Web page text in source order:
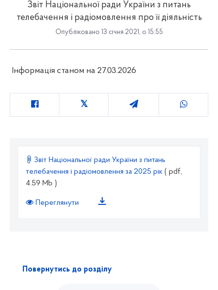
Звіт Національної ради України з питань
телебачення і радіомовлення про її діяльність
Опубліковано 13 січня 2021, о 15:55
Інформація станом на 27.03.2026
Звіт Національної ради України з питань
телебачення і радіомовлення за 2025 рік ( pdf,
4.59 Mb )
Переглянути
Повернутись до розділу